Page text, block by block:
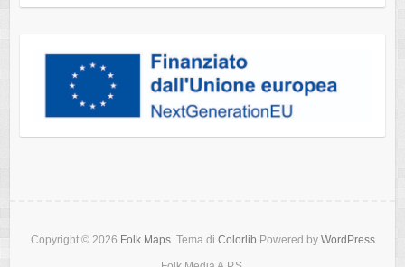
Copyright © 2026 Folk Maps. Tema di Colorlib Powered by WordPress